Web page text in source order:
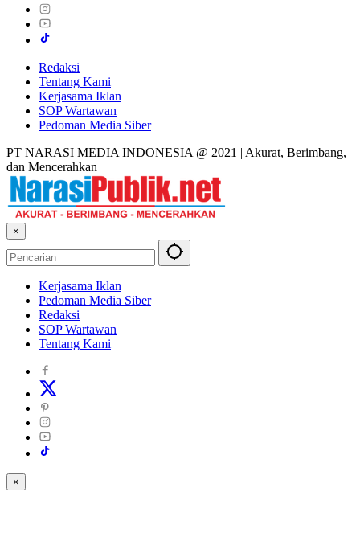
Redaksi
Tentang Kami
Kerjasama Iklan
SOP Wartawan
Pedoman Media Siber
PT NARASI MEDIA INDONESIA @ 2021 | Akurat, Berimbang,
dan Mencerahkan
×
Kerjasama Iklan
Pedoman Media Siber
Redaksi
SOP Wartawan
Tentang Kami
×